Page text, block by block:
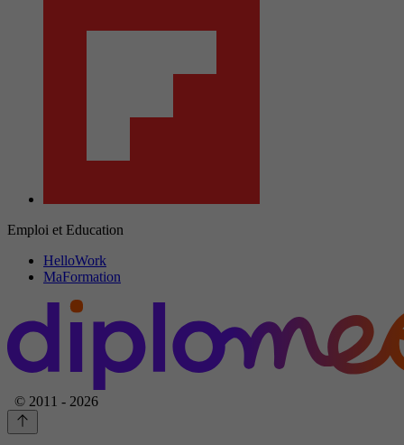
Emploi et Education
HelloWork
MaFormation
© 2011 - 2026